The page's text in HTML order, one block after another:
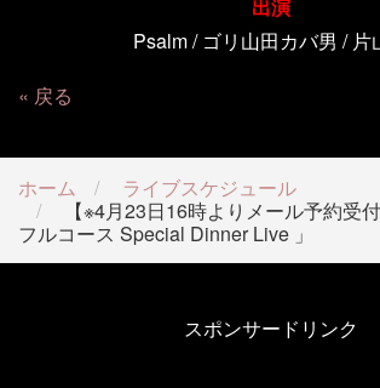
出演
Psalm / ゴリ山田カバ男 / 片
戻る
ホーム
ライブスケジュール
【※4月23日16時よりメール予約受
フルコース Special Dinner Live 」
スポンサードリンク